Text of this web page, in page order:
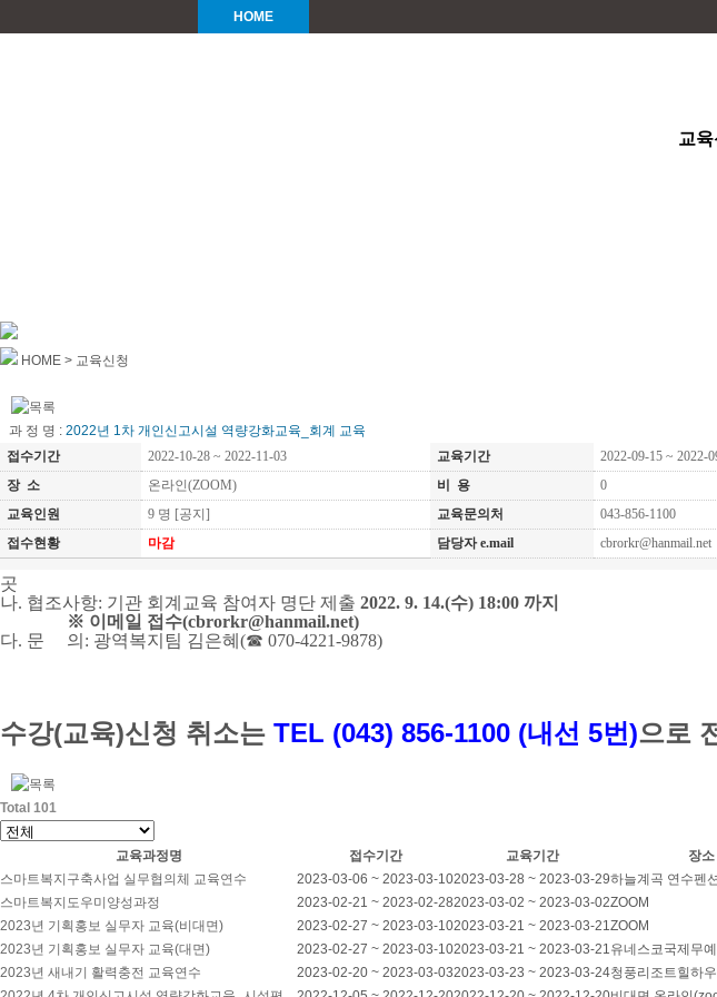
HOME
교
소중한 사람! 소중한
HOME > 교육신청
과 정 명 : 2022년 1차 개인신고시설 역량강화교육_회계 교육
접수기간
2022-10-28 ~ 2022-11-03 교육기간
2022-09-15 ~ 2022-
장 소
온라인(ZOOM) 비 용
0
교육인원
9 명 [공지] 교육문의처
043-856-1100
접수현황
마감 담당자 e.mail cbrorkr@hanmail.net
곳
나. 협조사항: 기관 회계교육 참여자 명단 제출 2022. 9. 14.(수) 18:00 까지
※ 이메일 접수(cbrorkr@hanmail.net)
다. 문 의 : 광역복지팀 김은혜 (☎ 070-4221-9878)
수강(교육)신청 취소는 TEL (043) 856-1100 (내선 5번)으로
Total 101
교육과정명 접수기간 교육기간 장소
스마트복지구축사업 실무협의체 교육연수
2023-03-06 ~ 2023-03-102023-03-28 ~ 2023-03-29하늘계곡 연수펜션
스마트복지도우미양성과정
2023-02-21 ~ 2023-02-282023-03-02 ~ 2023-03-02ZOOM
2023년 기획홍보 실무자 교육(비대면)
2023-02-27 ~ 2023-03-102023-03-21 ~ 2023-03-21ZOOM
2023년 기획홍보 실무자 교육(대면)
2023-02-27 ~ 2023-03-102023-03-21 ~ 2023-03-21유네스코국제무
2023년 새내기 활력충전 교육연수
2023-02-20 ~ 2023-03-032023-03-23 ~ 2023-03-24청풍리조트힐하